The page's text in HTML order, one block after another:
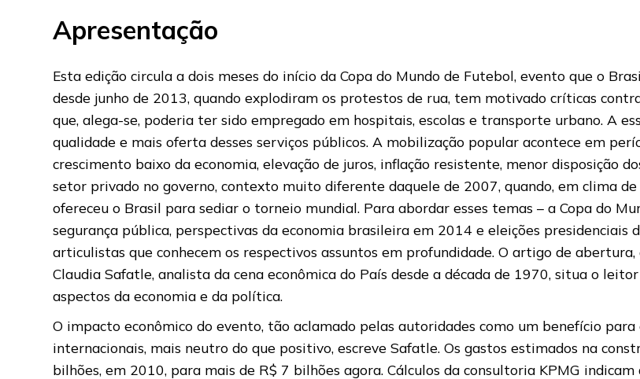
Apresentação
Esta edição circula a dois meses do início da Copa do Mundo de Futebol, evento que o
desde junho de 2013, quando explodiram os protestos de rua, tem motivado críticas
que, alega-se, poderia ter sido empregado em hospitais, escolas e transporte urbano. A
qualidade e mais oferta desses serviços públicos. A mobilização popular acontece em
crescimento baixo da economia, elevação de juros, inflação resistente, menor disposição
setor privado no governo, contexto muito diferente daquele de 2007, quando, em clima
ofereceu o Brasil para sediar o torneio mundial. Para abordar esses temas – a Copa do
segurança pública, perspectivas da economia brasileira em 2014 e eleições presidenciais
articulistas que conhecem os respectivos assuntos em profundidade. O artigo de
Claudia Safatle, analista da cena econômica do País desde a década de 1970, situa o
aspectos da economia e da política.
O impacto econômico do evento, tão aclamado pelas autoridades como um benefício para
internacionais, mais neutro do que positivo, escreve Safatle. Os gastos estimados na
bilhões, em 2010, para mais de R$ 7 bilhões agora. Cálculos da consultoria KPMG